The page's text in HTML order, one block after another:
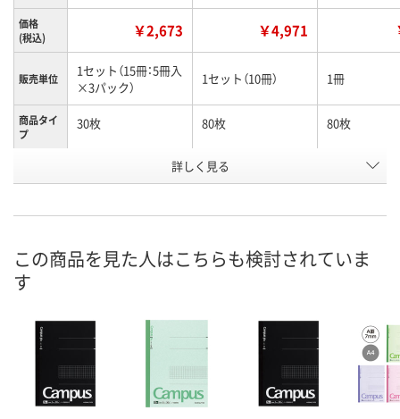
価格
(税込)
￥2,673 ￥4,971
販売単位
1セット（15冊：5冊入
×3パック）
1セット（10冊） 1冊
商品タイ
プ
30枚 80枚 80枚
A527486 3231422
した
カゴへ カ
詳しく見る
この商品を見た人はこちらも検討されていま
す